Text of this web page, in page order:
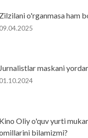
Zilzilani o'rganmasa ham
Jurnalistlar maskani
Kino Oliy o'quv yurti
bilamizmi?